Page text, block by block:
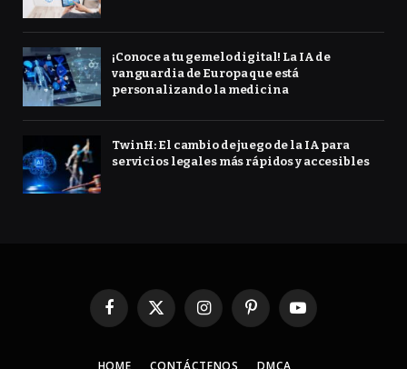
¡Conoce a tu gemelo digital! La IA de
vanguardia de Europa que está
personalizando la medicina
TwinH: El cambio de juego de la IA para
servicios legales más rápidos y accesibles
Facebook
X
InstagramPinterestYouTube